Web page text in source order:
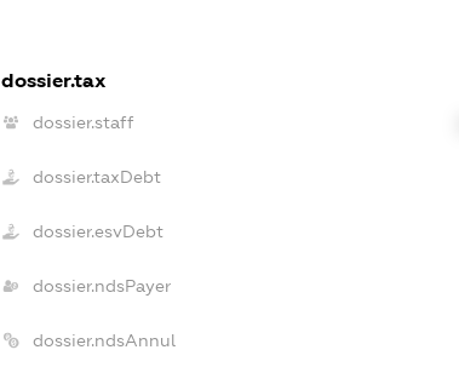
dossier.tax
dossier.staff
dossier.taxDebt
dossier.esvDebt
dossier.ndsPayer
dossier.ndsAnnul